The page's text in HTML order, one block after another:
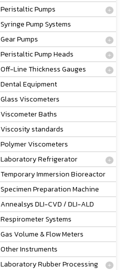
Peristaltic Pumps
Syringe Pump Systems
Gear Pumps
Peristaltic Pump Heads
Off-Line Thickness Gauges
Dental Equipment
Glass Viscometers
Viscometer Baths
Viscosity standards
Polymer Viscometers
Laboratory Refrigerator
Temporary Immersion Bioreactor
Specimen Preparation Machine
Annealsys DLI-CVD / DLI-ALD
Respirometer Systems
Gas Volume & Flow Meters
Other Instruments
Laboratory Rubber Processing